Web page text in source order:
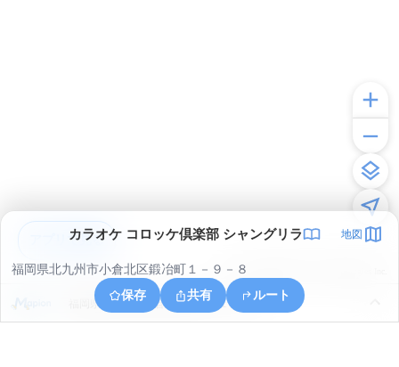
© ONE COMPATH © GeoTechnologies Inc.
カラオケ コロッケ倶楽部 シャングリラ 地図
福岡県北九州市小倉北区鍛冶町１－９－８
保存
共有 ルート
福岡県北九州市小倉北区小文字１丁目１
アプリで見る